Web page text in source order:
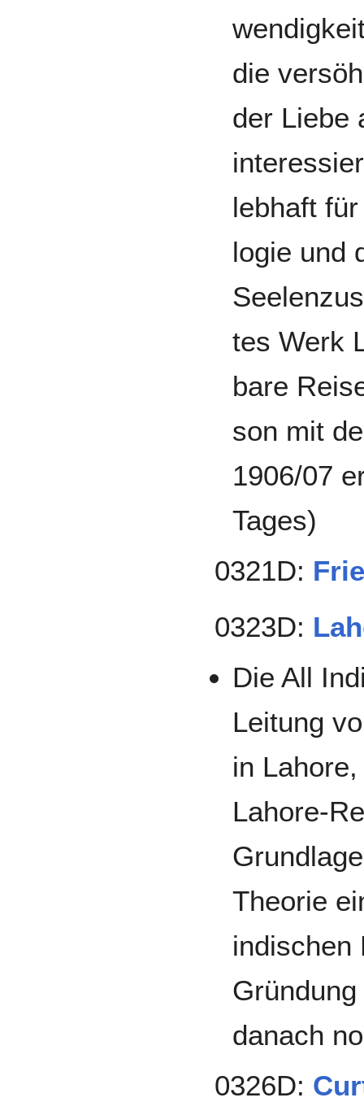
die
der Liebe
leb­haft
logie und
tes Werk
bare
son mit
1906/07
Tages)
0321D:
0323D:
Die All
Leitung
in
Lahore-
Theorie
indischen
danach
0326D: